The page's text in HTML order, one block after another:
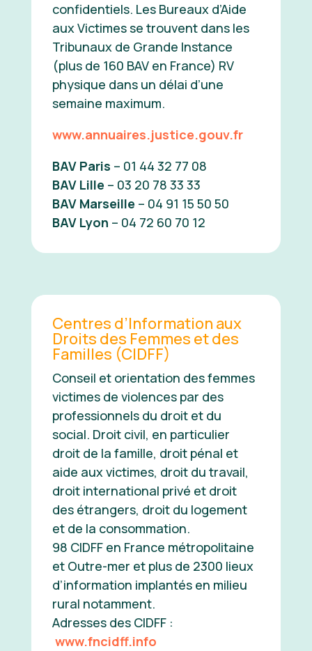
confidentiels. Les Bureaux d’Aide
aux Victimes se trouvent dans les
Tribunaux de Grande Instance
(plus de 160 BAV en France) RV
physique dans un délai d’une
semaine maximum.
www.annuaires.justice.gouv.fr
BAV Paris – 01 44 32 77 08
BAV Lille – 03 20 78 33 33
BAV Marseille – 04 91 15 50 50
BAV Lyon – 04 72 60 70 12
Centres d’Information aux
Droits des Femmes et des
Familles (CIDFF)
Conseil et orientation des femmes
victimes de violences par des
professionnels du droit et du
social. Droit civil, en particulier
droit de la famille, droit pénal et
aide aux victimes, droit du travail,
droit international privé et droit
des étrangers, droit du logement
et de la consommation.
98 CIDFF en France métropolitaine
et Outre-mer et plus de 2300 lieux
d’information implantés en milieu
rural notamment.
Adresses des CIDFF :
www.fncidff.info